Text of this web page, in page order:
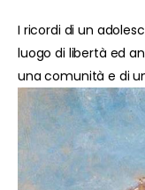
I ricordi di un
luogo di libertà ed
una comunità e di